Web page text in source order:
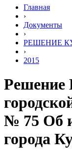
Главная
›
Документы
›
РЕШЕНИЕ
›
2015
Решение
№ 75 Об
города